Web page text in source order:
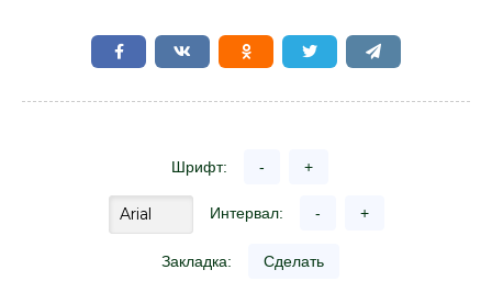
Шрифт: - +
Интервал: - +
Закладка: Сделать